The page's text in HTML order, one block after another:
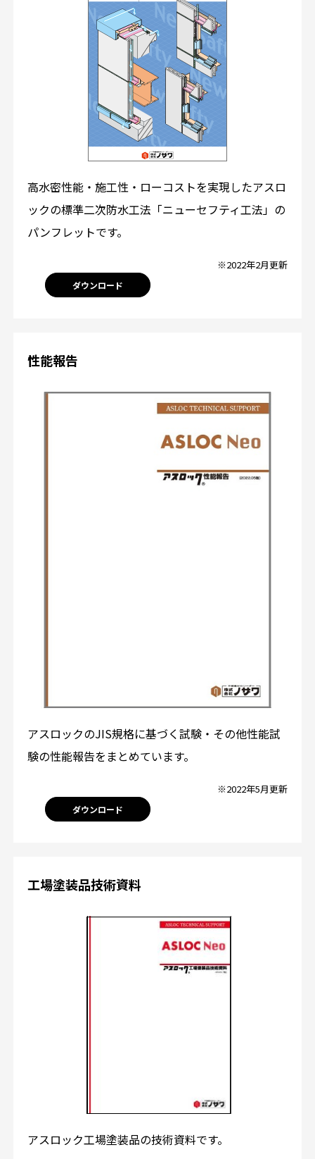
高水密性能・施工性・ローコストを実現したアスロ
ックの標準二次防水工法「ニューセフティ工法」の
パンフレットです。
※2022年2月更新
ダウンロード
性能報告
アスロックのJIS規格に基づく試験・その他性能試
験の性能報告をまとめています。
※2022年5月更新
ダウンロード
工場塗装品技術資料
アスロック工場塗装品の技術資料です。